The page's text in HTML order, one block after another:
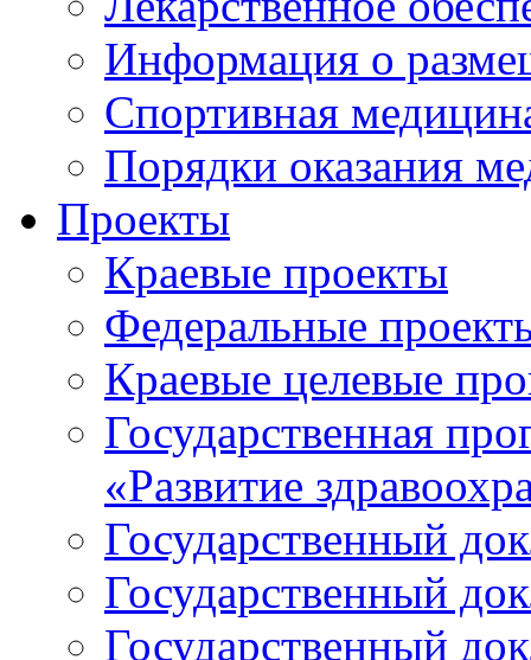
Информация о
Спортивная
Порядки оказания
Проекты
Краевые проекты
Федеральные
Краевые целевые
Государственная
«Развитие
Государственный
Государственный
Государственный